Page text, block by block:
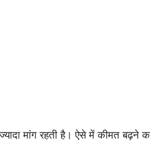
मांग रहती है। ऐसे में कीमत बढ़ने